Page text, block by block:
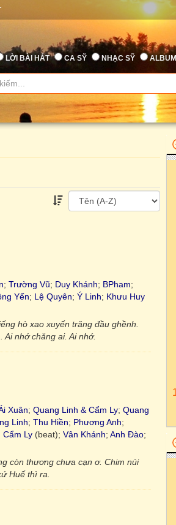
LỜI BÀI HÁT CA SỸ NHẠC SỸ ALBUM
; Trường Vũ; Duy Khánh; BPham;
Yến; Lệ Quyên; Ý Linh; Khưu Huy
hò xao xuyến trăng đầu ghềnh.
nhớ chăng ai. Ai nhớ.
Xuân; Quang Linh & Cẩm Ly; Quang
Linh; Thu Hiền; Phương Anh;
Cẩm Ly (beat); Vân Khánh; Anh Đào;
còn thương chưa cạn ơ. Chim núi
Huế thì ra.